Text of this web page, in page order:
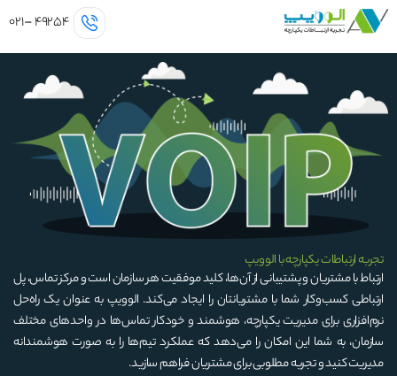
پرش
محتوا
۴۹۲۵۴–۰۲۱
تجربه ارتباطات یکپارچه با الوویپ
ارتباط با مشتریان و پشتیبانی از آن‌ها، کلید موفقیت هر سازمان است و مرکز تماس، پل
ارتباطی کسب‌وکار شما با مشتریانتان را ایجاد می‌کند. الوویپ به عنوان یک راه‌حل
نرم‌افزاری برای مدیریت یکپارچه، هوشمند و خودکار تماس‌ها در واحدهای مختلف
سازمان، به شما این امکان را می‌دهد که عملکرد تیم‌ها را به صورت هوشمندانه
مدیریت کنید و تجربه مطلوبی برای مشتریان فراهم سازید.